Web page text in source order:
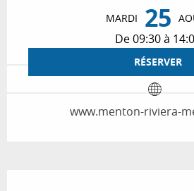
MARDI 25
De 09:30 à
RÉSERVER
www.menton-riviera-